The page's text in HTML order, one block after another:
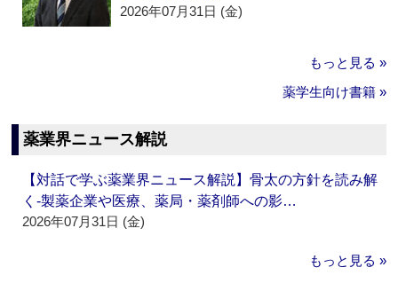
2026年07月31日 (金)
もっと見る »
薬学生向け書籍 »
薬業界ニュース解説
【対話で学ぶ薬業界ニュース解説】骨太の方針を読み解
く‐製薬企業や医療、薬局・薬剤師への影…
2026年07月31日 (金)
もっと見る »